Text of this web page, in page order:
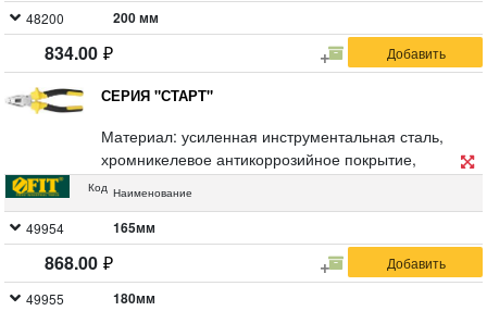
48200 200 мм
834.00
СЕРИЯ "СТАРТ"
Материал: усиленная инструментальная сталь,
хромникелевое антикоррозийное покрытие,
пластиковые обрезиненные ручки. Упаковка:
Код Наименование
49954 165мм
868.00
49955 180мм